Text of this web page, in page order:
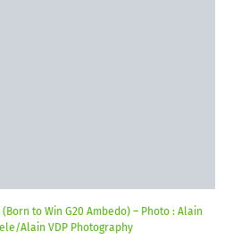
to Win G20 Ambedo) – Photo : Alain
Alain VDP Photography